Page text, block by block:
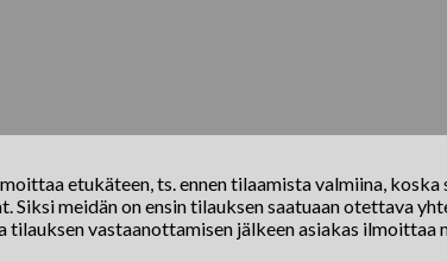
etukäteen, ts. ennen tilaamista valmiina,
meidän on ensin tilauksen saatuaan otettava
vastaanottamisen jälkeen asiakas ilmoittaa